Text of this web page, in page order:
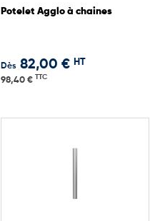
Potelet Agglo à chaines
Dès 82,00 € HT
98,40 € TTC